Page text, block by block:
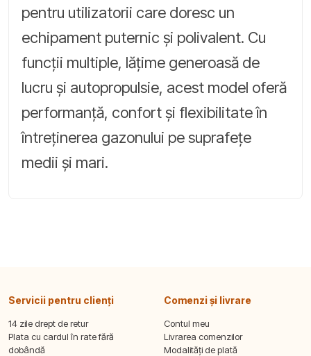
pentru utilizatorii care doresc un
echipament puternic și polivalent. Cu
funcții multiple, lățime generoasă de
lucru și autopropulsie, acest model oferă
performanță, confort și flexibilitate în
întreținerea gazonului pe suprafețe
medii și mari.
Servicii pentru clienți
14 zile drept de retur
Plata cu cardul în rate fără
dobândă
Comenzi și livrare
Contul meu
Livrarea comenzilor
Modalități de plată